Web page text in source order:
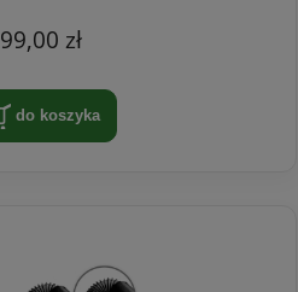
99,00 zł
do koszyka